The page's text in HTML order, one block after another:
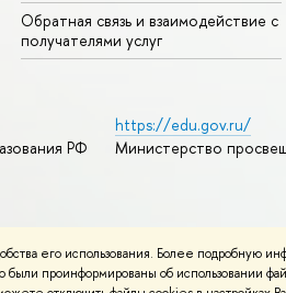
его использования. Более подробную
были проинформированы об
Обратная связь и взаимодействие с
получателями услуг
РФ
https://edu.gov.ru/
Министерство